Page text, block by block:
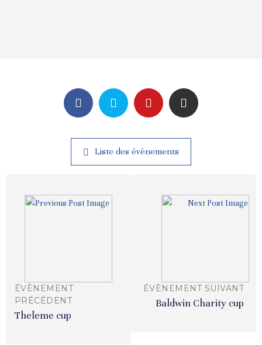
Liste des évènements
ÉVÈNEMENT
PRÉCÉDENT
Theleme cup
ÉVÈNEMENT SUIVANT
Baldwin Charity cup